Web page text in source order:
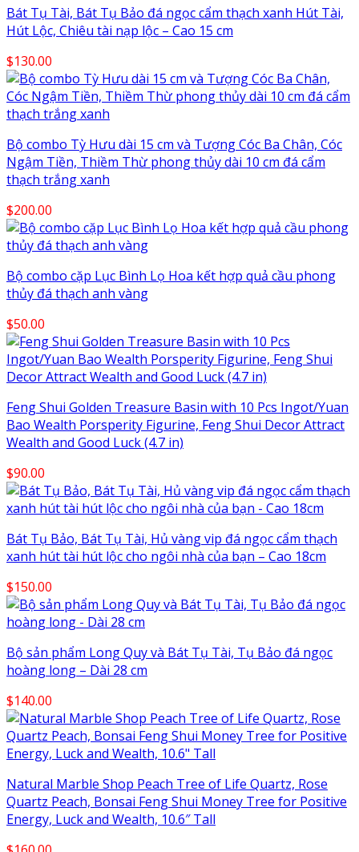
Bát Tụ Tài, Bát Tụ Bảo đá ngọc cẩm thạch xanh Hút Tài,
Hút Lộc, Chiêu tài nạp lộc – Cao 15 cm
$130.00
Bộ combo Tỳ Hưu dài 15 cm và Tượng Cóc Ba Chân, Cóc
Ngậm Tiền, Thiềm Thừ phong thủy dài 10 cm đá cẩm
thạch trắng xanh
$200.00
Bộ combo cặp Lục Bình Lọ Hoa kết hợp quả cầu phong
thủy đá thạch anh vàng
$50.00
Feng Shui Golden Treasure Basin with 10 Pcs Ingot/Yuan
Bao Wealth Porsperity Figurine, Feng Shui Decor Attract
Wealth and Good Luck (4.7 in)
$90.00
Bát Tụ Bảo, Bát Tụ Tài, Hủ vàng vip đá ngọc cẩm thạch
xanh hút tài hút lộc cho ngôi nhà của bạn – Cao 18cm
$150.00
Bộ sản phẩm Long Quy và Bát Tụ Tài, Tụ Bảo đá ngọc
hoàng long – Dài 28 cm
$140.00
Natural Marble Shop Peach Tree of Life Quartz, Rose
Quartz Peach, Bonsai Feng Shui Money Tree for Positive
Energy, Luck and Wealth, 10.6″ Tall